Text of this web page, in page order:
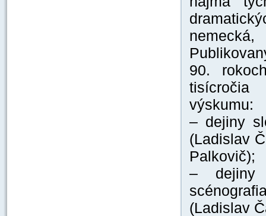
90.
tisícročia
výskumu:
– dejiny
(Ladislav
Palkovič);
– dejiny
(Ladislav